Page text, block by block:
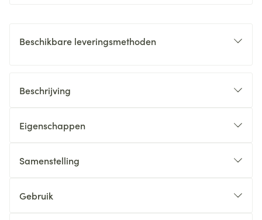
Beschikbare leveringsmethoden
Beschrijving
Eigenschappen
Samenstelling
Gebruik